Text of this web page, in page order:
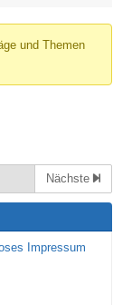
und Themen
Nächste
Impressum